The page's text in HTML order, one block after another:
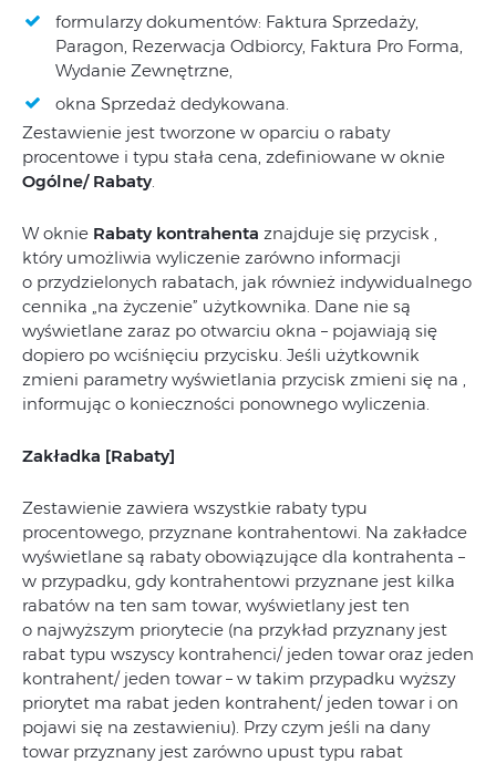
formularzy dokumentów: Faktura Sprzedaży,
Paragon, Rezerwacja Odbiorcy, Faktura Pro Forma,
Wydanie Zewnętrzne,
okna Sprzedaż dedykowana.
Zestawienie jest tworzone w oparciu o rabaty
procentowe i typu stała cena, zdefiniowane w oknie
Ogólne/ Rabaty.
W oknie Rabaty kontrahenta znajduje się przycisk ,
który umożliwia wyliczenie zarówno informacji
o przydzielonych rabatach, jak również indywidualnego
cennika „na życzenie” użytkownika. Dane nie są
wyświetlane zaraz po otwarciu okna – pojawiają się
dopiero po wciśnięciu przycisku. Jeśli użytkownik
zmieni parametry wyświetlania przycisk zmieni się na ,
informując o konieczności ponownego wyliczenia.
Zakładka [Rabaty]
Zestawienie zawiera wszystkie rabaty typu
procentowego, przyznane kontrahentowi. Na zakładce
wyświetlane są rabaty obowiązujące dla kontrahenta –
w przypadku, gdy kontrahentowi przyznane jest kilka
rabatów na ten sam towar, wyświetlany jest ten
o najwyższym priorytecie (na przykład przyznany jest
rabat typu wszyscy kontrahenci/ jeden towar oraz jeden
kontrahent/ jeden towar – w takim przypadku wyższy
priorytet ma rabat jeden kontrahent/ jeden towar i on
pojawi się na zestawieniu). Przy czym jeśli na dany
towar przyznany jest zarówno upust typu rabat